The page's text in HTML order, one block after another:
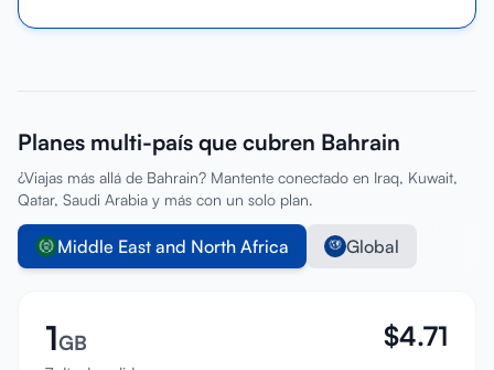
Planes multi-país que cubren Bahrain
¿Viajas más allá de Bahrain? Mantente conectado en Iraq, Kuwait,
Qatar, Saudi Arabia y más con un solo plan.
Middle East and North Africa Global
1GB $4.71